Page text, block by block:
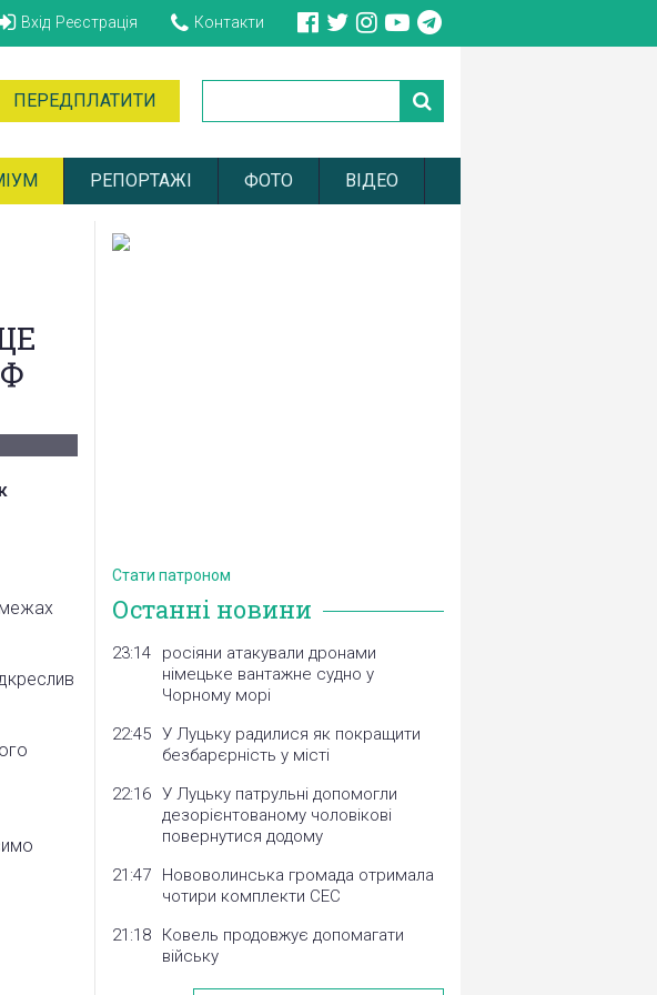
Контакти
Вхід Реєстрація
ПЕРЕДПЛАТИТИ
РЕПОРТАЖІ ФОТО ВІДЕО
межах
Стати патроном
Останні новини
23:14
росіяни атакували дронами
німецьке вантажне судно у
Чорному морі
22:45 У Луцьку радилися як покращити
безбарєрність у місті
22:16 У Луцьку патрульні допомогли
дезорієнтованому чоловікові
повернутися додому
21:47
Нововолинська громада отримала
чотири комплекти СЕС
21:18
Ковель продовжує допомагати
війську